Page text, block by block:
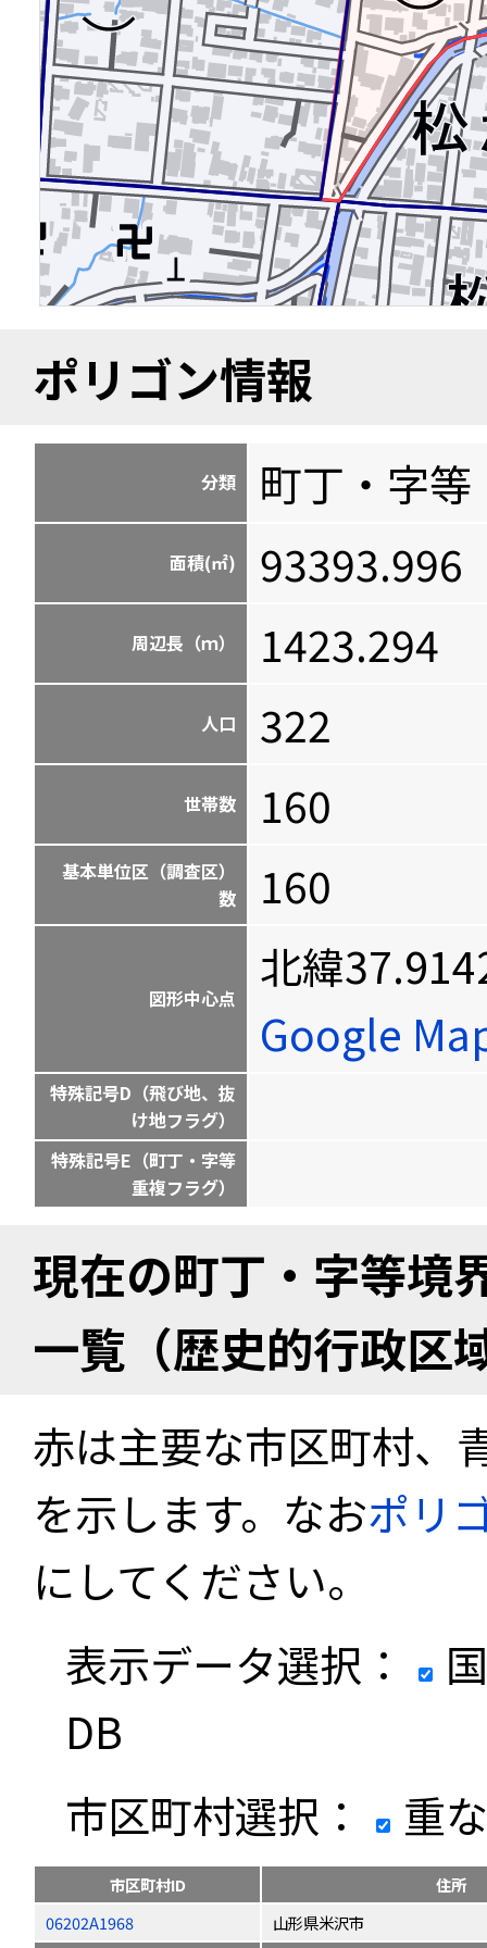
ポリゴン情報
分類 町丁・字等
面積(㎡) 93393.996
周辺長（ｍ） 1423.294
人口 322
世帯数 160
基本単位区（調査区）
数
160
図形中心点
北緯
Google
特殊記号D（飛び地、抜
け地フラグ）
特殊記号E（町丁・字等
重複フラグ）
現在の町丁・字等境
一覧（歴史的行政区
赤は主要な市区町村、
を示します。なおポリ
にしてください。
表示データ選択：
DB
市区町村選択：
重
市区町村ID
住所
06202A1968
山形県米沢市